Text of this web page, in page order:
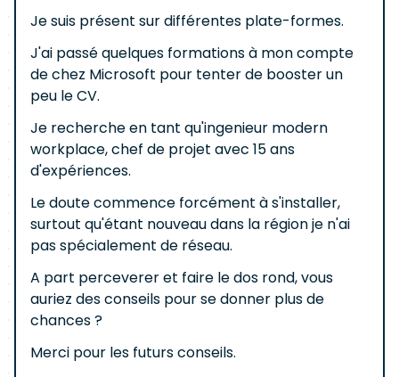
Je suis présent sur différentes plate-formes.
J'ai passé quelques formations à mon compte
de chez Microsoft pour tenter de booster un
peu le CV.
Je recherche en tant qu'ingenieur modern
workplace, chef de projet avec 15 ans
d'expériences.
Le doute commence forcément à s'installer,
surtout qu'étant nouveau dans la région je n'ai
pas spécialement de réseau.
A part perceverer et faire le dos rond, vous
auriez des conseils pour se donner plus de
chances ?
Merci pour les futurs conseils.